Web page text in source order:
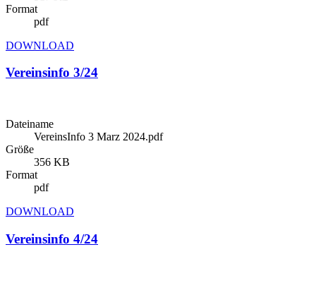
Format
pdf
DOWNLOAD
Vereinsinfo 3/24
Dateiname
VereinsInfo 3 Marz 2024.pdf
Größe
356 KB
Format
pdf
DOWNLOAD
Vereinsinfo 4/24